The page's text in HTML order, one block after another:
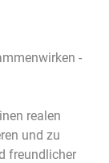
-
realen
und zu
freundlicher